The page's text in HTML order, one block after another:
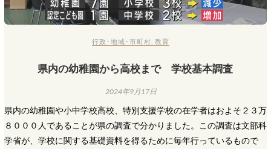
行政･地域･市町村 ,教育
県内の幼稚園から高校まで 学校基本調査
2024年9月17日
県内の幼稚園や小中学校高校、特別支援学校の在学者はおよそ２３万
８０００人であることが県の調査で分かりました。この調査は文部科
学省が、学校に関する基礎資料を得るために毎年行っているもので